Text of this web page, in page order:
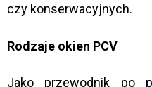
czy konserwacyjnych.
Rodzaje okien PCV
Jako przewodnik po